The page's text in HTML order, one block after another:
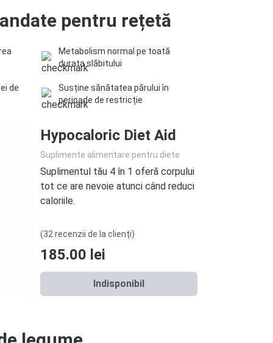
pentru rețetă
Metabolism normal pe toată
durata slăbitului
de
Susține sănătatea părului în
perioade de restricție
Hypocaloric Diet Aid
Suplimente alimentare pentru diete
Suplimentul tău 4 în 1 oferă corpului
tot ce are nevoie atunci când reduci
caloriile.
(32 recenzii de la clienți)
185.00 lei
Indisponibil